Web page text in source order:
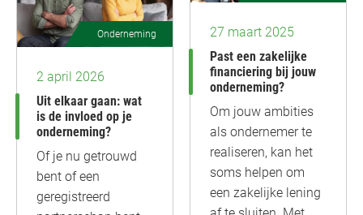
Onderneming
2 april 2026
Uit elkaar gaan: wat
is de invloed op je
onderneming?
Of je nu getrouwd
bent of een
geregistreerd
27 maart 2025
Past een zakelijke
financiering bij jouw
onderneming?
Om jouw ambities
als ondernemer te
realiseren, kan het
soms helpen om
een zakelijke lening